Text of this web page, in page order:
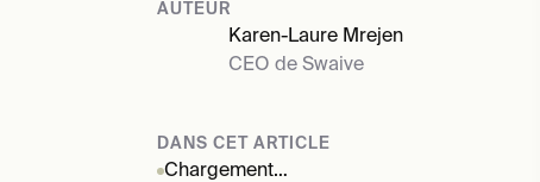
AUTEUR
Karen-Laure Mrejen
CEO de Swaive
DANS CET ARTICLE
Chargement…